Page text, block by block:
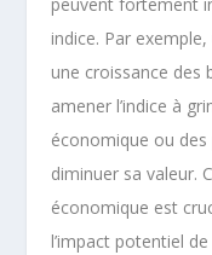
indice. Par
une croissance des
amener l’indice à
économique ou
diminuer sa valeur.
économique est
l’impact potentiel